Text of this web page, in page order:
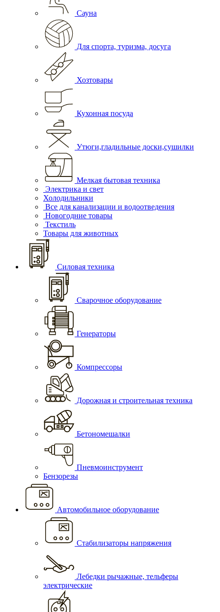
Сауна
Для спорта, туризма, досуга
Хозтовары
Кухонная посуда
Утюги,гладильные доски,сушилки
Мелкая бытовая техника
Электрика и свет
Холодильники
Все для канализации и водоотведения
Новогодние товары
Текстиль
Товары для животных
Силовая техника
Сварочное оборудование
Генераторы
Компрессоры
Дорожная и строительная техника
Бетономешалки
Пневмоинструмент
Бензорезы
Автомобильное оборудование
Стабилизаторы напряжения
Лебедки рычажные, тельферы
электрические